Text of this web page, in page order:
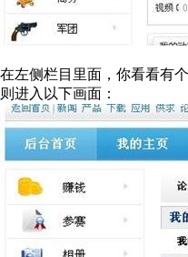
在左侧栏目里面，你看看有
则进入以下画面：